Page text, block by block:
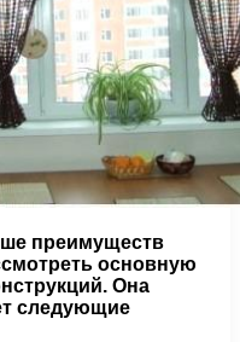
преимуществ
основную
Она
следующие